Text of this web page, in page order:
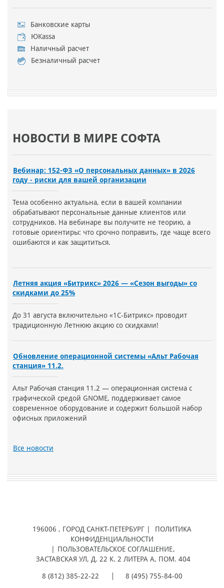
Банковские карты
ЮKassa
Наличный расчет
Безналичный расчет
НОВОСТИ В МИРЕ СОФТА
Вебинар: 152-ФЗ «О персональных данных» в 2026
году - риски для вашей организации
Тема особенно актуальна, если в вашей компании
обрабатывают персональные данные клиентов или
сотрудников. На вебинаре вы получите не теорию, а
готовые ориентиры: что срочно поправить, где чаще всего
ошибаются и как защититься.
Летняя акция «Битрикс» 2026 — «Сезон выгоды» со
скидками до 25%
До 31 августа включительно «1С-Битрикс» проводит
традиционную Летнюю акцию со скидками!
Обновление операционной системы «Альт Рабочая
станция» 11.2.
Альт Рабочая станция 11.2 — операционная система с
графической средой GNOME, поддерживает самое
современное оборудование и содержит большой набор
офисных приложений
Все новости
196006 , ГОРОД САНКТ-ПЕТЕРБУРГ |
ПОЛИТИКА
КОНФИДЕНЦИАЛЬНОСТИ
ПОЛЬЗОВАТЕЛЬСКОЕ СОГЛАШЕНИЕ,
ЗАСТАВСКАЯ УЛ, Д. 22 К. 2 ЛИТЕРА А, ПОМ. 404
8 (812) 385-22-22 8 (495) 755-84-00